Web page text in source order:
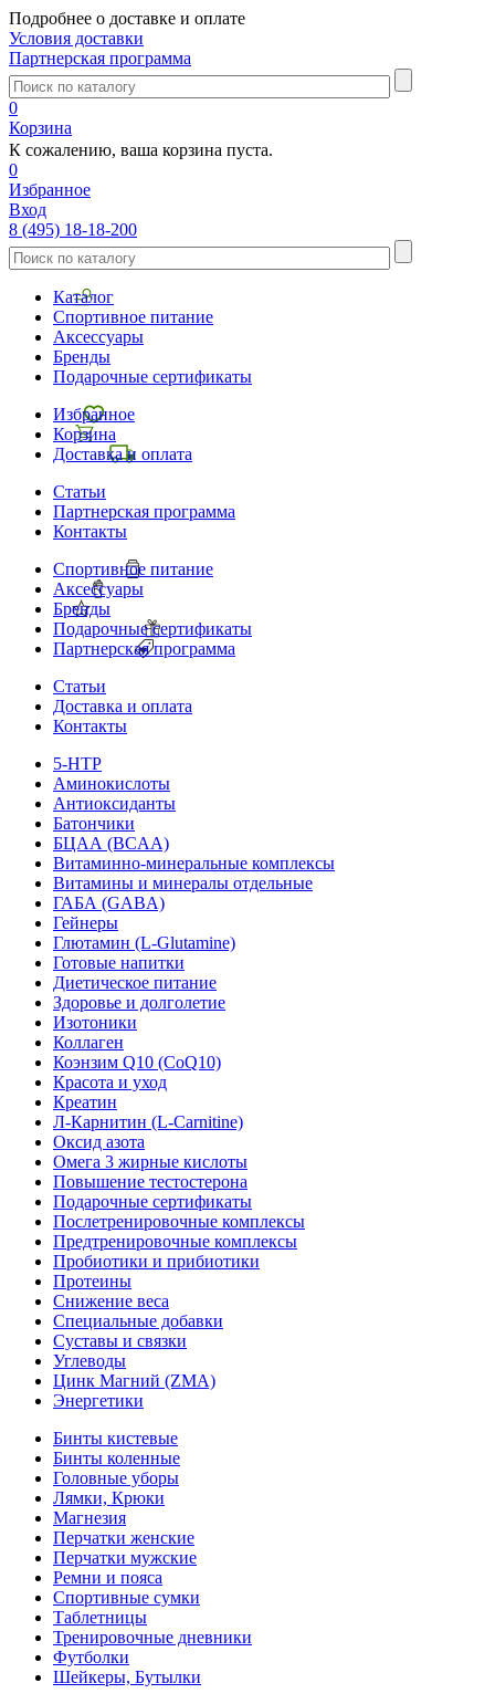
Подробнее о доставке и оплате
Условия доставки
Партнерская программа
0
Корзина
К сожалению, ваша корзина пуста.
0
Избранное
Вход
8 (495) 18-18-200
Каталог
Спортивное питание
Аксессуары
Бренды
Подарочные сертификаты
Избранное
Корзина
Доставка и оплата
Статьи
Партнерская программа
Контакты
Спортивное питание
Аксессуары
Бренды
Подарочные сертификаты
Партнерская программа
Статьи
Доставка и оплата
Контакты
5-HTP
Аминокислоты
Антиоксиданты
Батончики
БЦАА (BCAA)
Витаминно-минеральные комплексы
Витамины и минералы отдельные
ГАБА (GABA)
Гейнеры
Глютамин (L-Glutamine)
Готовые напитки
Диетическое питание
Здоровье и долголетие
Изотоники
Коллаген
Коэнзим Q10 (CoQ10)
Красота и уход
Креатин
Л-Карнитин (L-Сarnitine)
Оксид азота
Омега 3 жирные кислоты
Повышение тестостерона
Подарочные сертификаты
Послетренировочные комплексы
Предтренировочные комплексы
Пробиотики и прибиотики
Протеины
Снижение веса
Специальные добавки
Суставы и связки
Углеводы
Цинк Магний (ZMA)
Энергетики
Бинты кистевые
Бинты коленные
Головные уборы
Лямки, Крюки
Магнезия
Перчатки женские
Перчатки мужские
Ремни и пояса
Спортивные сумки
Таблетницы
Тренировочные дневники
Футболки
Шейкеры, Бутылки